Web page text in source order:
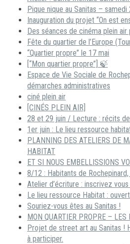
Pique nique au Sanitas –
Inauguration du projet “On est
Des séances de cinéma plein air
Fête du quartier de l’Europe
“Quartier propre” le 17 mai
[“Mon quartier propre”] 🍃
Espace de Vie Sociale de
démarches administratives
ciné plein air
[CINÉS PLEIN AIR]
28 et 29 juin / Lecture : récits
1er juin : Le lieu ressource
PLANNING DES ATELIERS DE
HABITAT
ET SI NOUS EMBELLISSIONS
8/12 : Habitants de
Atelier d’écriture : inscrivez vous
Le lieu ressource Habitat :
Souriez-vous êtes au Sanitas !
MON QUARTIER PROPRE – LES
Projet de street art au Sanitas !
à participer.